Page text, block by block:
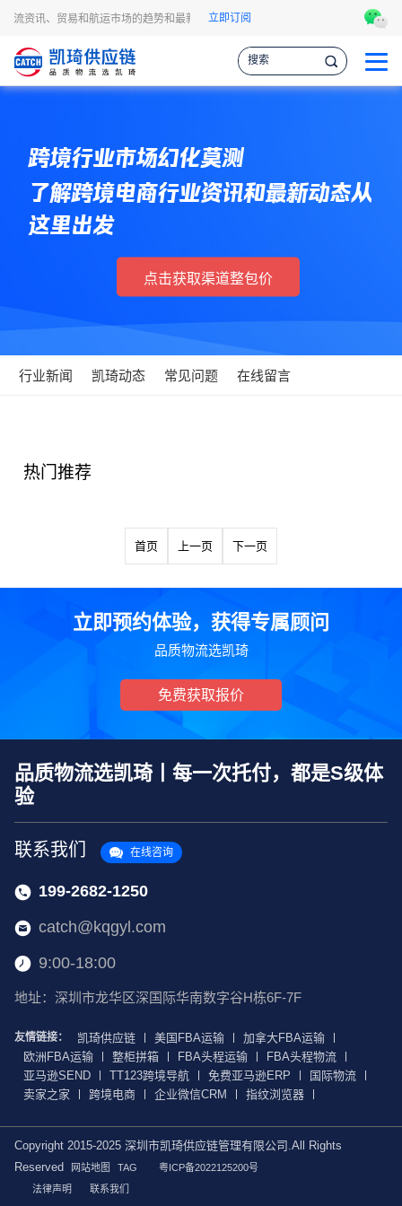
流资讯、贸易和航运市场的趋势和最新事件，让您掌握各种情报，作出更明智的
立即订阅
跨境行业市场幻化莫测
了解跨境电商行业资讯和最新动态从
这里出发
点击获取渠道整包价
行业新闻 凯琦动态 常见问题 在线留言
热门推荐
首页 上一页 下一页
立即预约体验，获得专属顾问
品质物流选凯琦
免费获取报价
品质物流选凯琦丨每一次托付，都是S级体
验
联系我们 在线咨询
199-2682-1250
catch@kqgyl.com
9:00-18:00
地址：深圳市龙华区深国际华南数字谷H栋6F-7F
友情链接： 凯琦供应链 美国FBA运输
加拿大FBA运输
欧洲FBA运输
整柜拼箱 FBA头程运输
FBA头程物流
亚马逊SEND
TT123跨境导航 免费亚马逊ERP
国际物流
卖家之家
跨境电商 企业微信CRM 指纹浏览器
Copyright 2015-2025 深圳市凯琦供应链管理有限公司.All Rights
Reserved
网站地图 TAG
粤ICP备2022125200号
法律声明
联系我们